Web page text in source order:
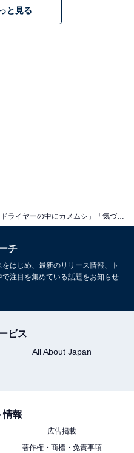
「ドライヤーの中にカメムシ」「気づかず食べた」500人から集めた虫に関する最悪エピソード【虫画像なし】
外に出そうとしたらお腹
が卵を産み、家の中に大
したこと（30代・女
大量発生して、通学路の
ゾッとします（30代・女
と思う）が出て、本か何
がいっぱい出て来た（50
と見る
チ
はじめ、最新のリリース情報、ト
注目を集めている話題をお知らせ
ビス
All About Japan
情報
広告掲載
著作権・商標・免責事項